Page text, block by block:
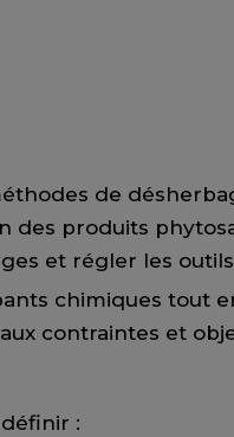
de
des produits
et régler les
chimiques tout
contraintes et
: